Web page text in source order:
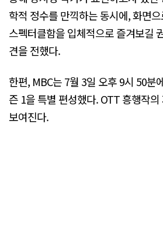
학적 정수를 만끽하는 동시에, 화면
스펙터클함을 입체적으로 즐겨보길
견을 전했다.
한편, MBC는 7월 3일 오후 9시 50분
즌 1을 특별 편성했다. OTT 흥행작
보여진다.